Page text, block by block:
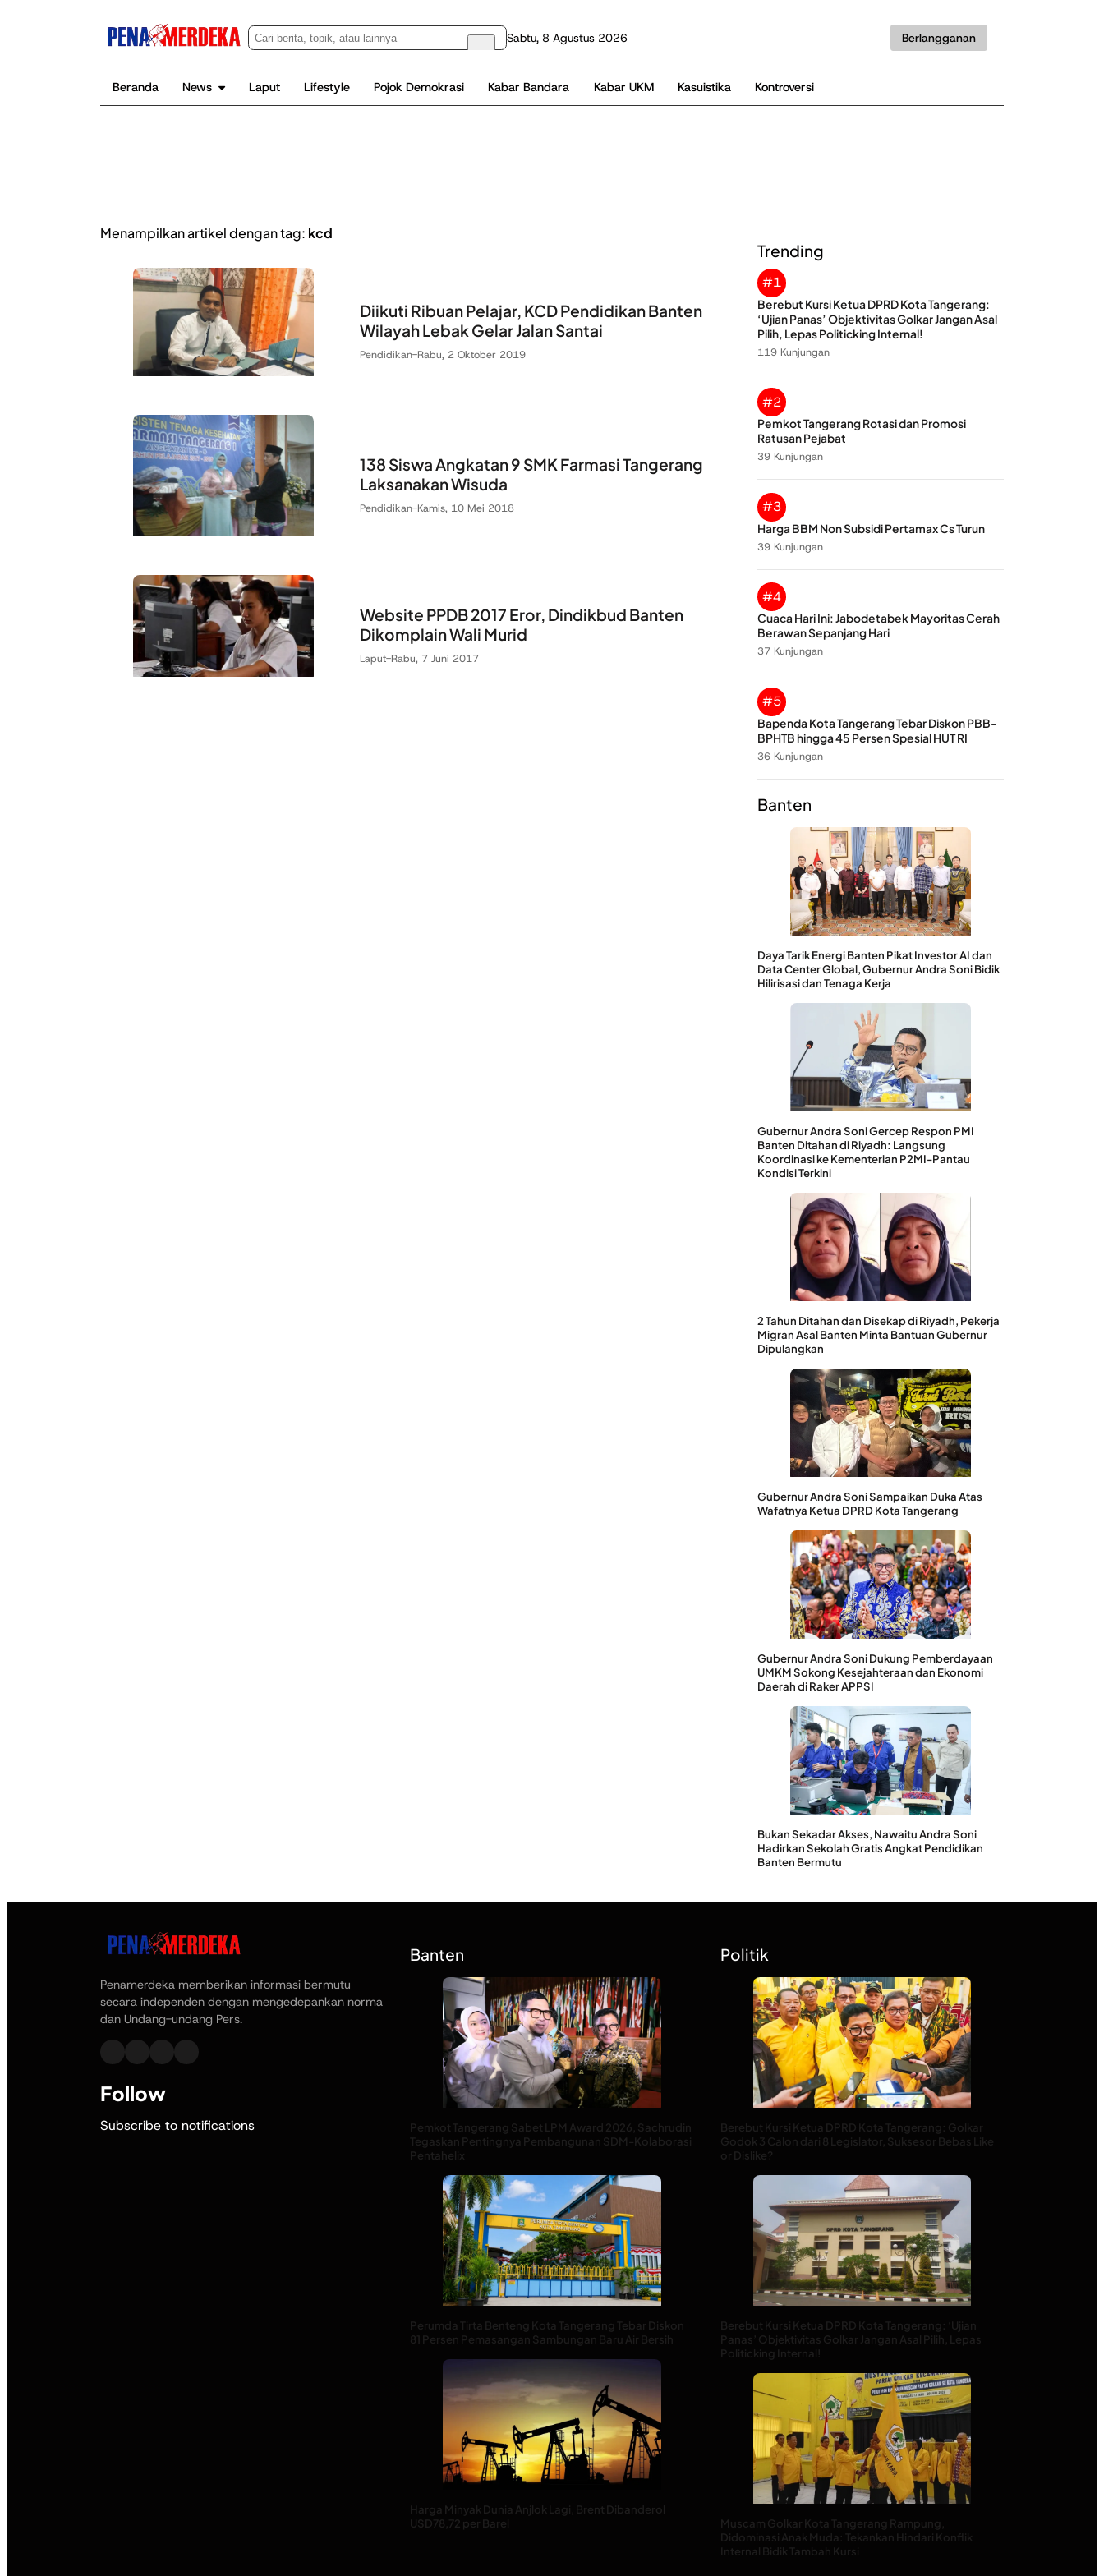
Sabtu, 8 Agustus 2026 Berlangganan
Beranda News Laput Lifestyle Pojok Demokrasi Kabar Bandara Kabar UKM Kasuistika Kontroversi
Menampilkan artikel dengan tag: kcd
Diikuti Ribuan Pelajar, KCD Pendidikan Banten
Wilayah Lebak Gelar Jalan Santai
Pendidikan-Rabu, 2 Oktober 2019
138 Siswa Angkatan 9 SMK Farmasi Tangerang
Laksanakan Wisuda
Pendidikan-Kamis, 10 Mei 2018
Website PPDB 2017 Eror, Dindikbud Banten
Dikomplain Wali Murid
Laput-Rabu, 7 Juni 2017
Trending
#1
Berebut Kursi Ketua DPRD Kota Tangerang:
‘Ujian Panas’ Objektivitas Golkar Jangan Asal
Pilih, Lepas Politicking Internal!
119 Kunjungan
#2
Pemkot Tangerang Rotasi dan Promosi
Ratusan Pejabat
39 Kunjungan
#3
Harga BBM Non Subsidi Pertamax Cs Turun
39 Kunjungan
#4
Cuaca Hari Ini: Jabodetabek Mayoritas Cerah
Berawan Sepanjang Hari
37 Kunjungan
#5
Bapenda Kota Tangerang Tebar Diskon PBB-
BPHTB hingga 45 Persen Spesial HUT RI
36 Kunjungan
Banten
Daya Tarik Energi Banten Pikat Investor AI dan
Data Center Global, Gubernur Andra Soni Bidik
Hilirisasi dan Tenaga Kerja
Gubernur Andra Soni Gercep Respon PMI
Banten Ditahan di Riyadh: Langsung
Koordinasi ke Kementerian P2MI-Pantau
Kondisi Terkini
2 Tahun Ditahan dan Disekap di Riyadh, Pekerja
Migran Asal Banten Minta Bantuan Gubernur
Dipulangkan
Gubernur Andra Soni Sampaikan Duka Atas
Wafatnya Ketua DPRD Kota Tangerang
Gubernur Andra Soni Dukung Pemberdayaan
UMKM Sokong Kesejahteraan dan Ekonomi
Daerah di Raker APPSI
Bukan Sekadar Akses, Nawaitu Andra Soni
Hadirkan Sekolah Gratis Angkat Pendidikan
Banten Bermutu
Penamerdeka memberikan informasi bermutu
secara independen dengan mengedepankan norma
dan Undang-undang Pers.
Follow
Subscribe to notifications
Banten
Pemkot Tangerang Sabet LPM Award 2026, Sachrudin
Tegaskan Pentingnya Pembangunan SDM-Kolaborasi
Pentahelix
Perumda Tirta Benteng Kota Tangerang Tebar Diskon
81 Persen Pemasangan Sambungan Baru Air Bersih
Harga Minyak Dunia Anjlok Lagi, Brent Dibanderol
USD78,72 per Barel
Politik
Berebut Kursi Ketua DPRD Kota Tangerang: Golkar
Godok 3 Calon dari 8 Legislator, Suksesor Bebas Like
or Dislike?
Berebut Kursi Ketua DPRD Kota Tangerang: ‘Ujian
Panas’ Objektivitas Golkar Jangan Asal Pilih, Lepas
Politicking Internal!
Muscam Golkar Kota Tangerang Rampung,
Didominasi Anak Muda: Tekankan Hindari Konflik
Internal Bidik Tambah Kursi